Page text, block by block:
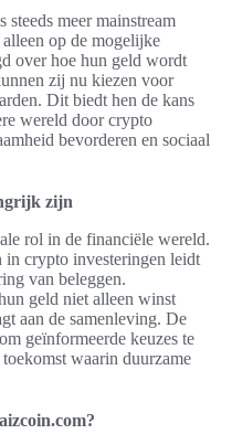
steeds meer mainstream
op de mogelijke
over hoe hun geld wordt
zij nu kiezen voor
Dit biedt hen de kans
wereld door crypto
bevorderen en sociaal
zijn
rol in de financiële wereld.
in crypto investeringen leidt
van beleggen.
geld niet alleen winst
aan de samenleving. De
geïnformeerde keuzes te
waarin duurzame